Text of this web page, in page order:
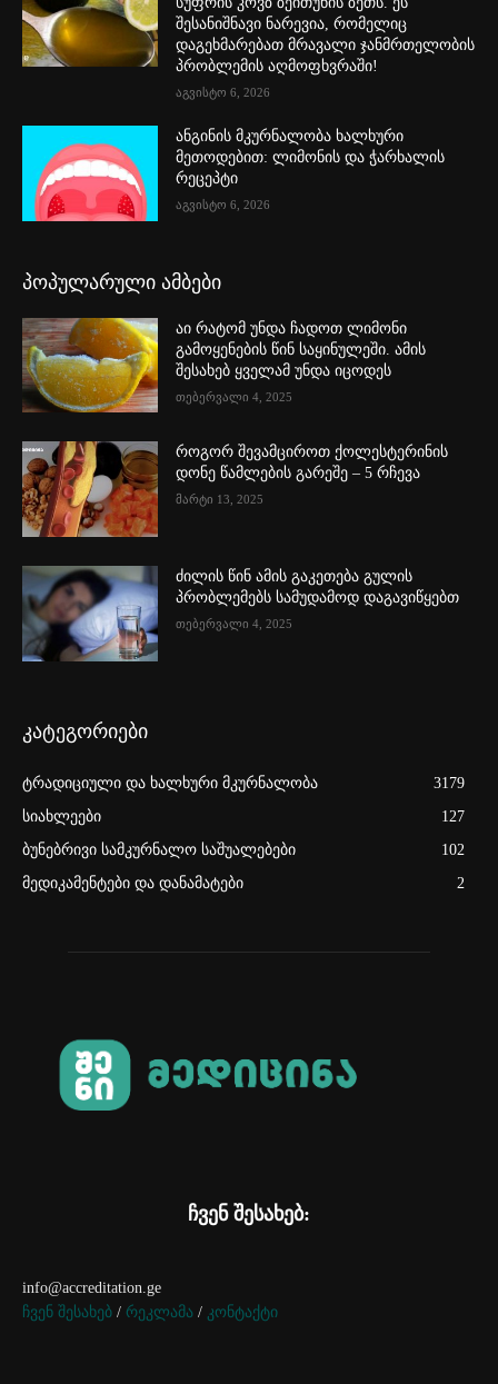
შესანიშნავი ნარევია, რომელიც
დაგეხმარებათ მრავალი ჯანმრთელობის
პრობლემის აღმოფხვრაში!
აგვისტო 6, 2026
ანგინის მკურნალობა ხალხური
მეთოდებით: ლიმონის და ჭარხალის
რეცეპტი
აგვისტო 6, 2026
პოპულარული ამბები
აი რატომ უნდა ჩადოთ ლიმონი
გამოყენების წინ საყინულეში. ამის
შესახებ ყველამ უნდა იცოდეს
თებერვალი 4, 2025
როგორ შევამციროთ ქოლესტერინის
დონე წამლების გარეშე – 5 რჩევა
მარტი 13, 2025
ძილის წინ ამის გაკეთება გულის
პრობლემებს სამუდამოდ დაგავიწყებთ
თებერვალი 4, 2025
კატეგორიები
ტრადიციული და ხალხური მკურნალობა
3179
სიახლეები
127
ბუნებრივი სამკურნალო საშუალებები
102
მედიკამენტები და დანამატები
2
ჩვენ შესახებ:
info@accreditation.ge
ჩვენ შესახებ / რეკლამა / კონტაქტი